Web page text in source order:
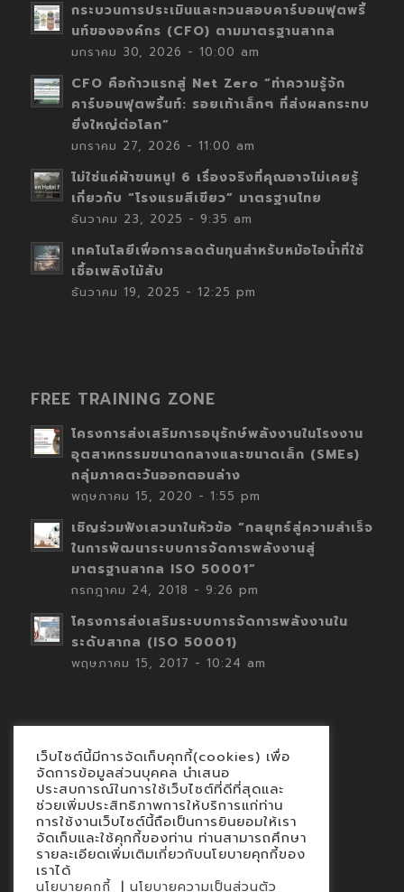
กระบวนการประเมินและทวนสอบคาร์บอนฟุตพริ้
นท์ขององค์กร (CFO) ตามมาตรฐานสากล
มกราคม 30, 2026 - 10:00 am
CFO คือก้าวแรกสู่ Net Zero “ทำความรู้จัก
คาร์บอนฟุตพริ้นท์: รอยเท้าเล็กๆ ที่ส่งผลกระทบ
ยิ่งใหญ่ต่อโลก”
มกราคม 27, 2026 - 11:00 am
ไม่ใช่แค่ผ้าขนหนู! 6 เรื่องจริงที่คุณอาจไม่เคยรู้
เกี่ยวกับ “โรงแรมสีเขียว” มาตรฐานไทย
ธันวาคม 23, 2025 - 9:35 am
เทคโนโลยีเพื่อการลดต้นทุนสำหรับหม้อไอน้ำที่ใช้
เชื้อเพลิงไม้สับ
ธันวาคม 19, 2025 - 12:25 pm
FREE TRAINING ZONE
โครงการส่งเสริมการอนุรักษ์พลังงานในโรงงาน
อุตสาหกรรมขนาดกลางและขนาดเล็ก (SMEs)
กลุ่มภาคตะวันออกตอนล่าง
พฤษภาคม 15, 2020 - 1:55 pm
เชิญร่วมฟังเสวนาในหัวข้อ “กลยุทธ์สู่ความสำเร็จ
ในการพัฒนาระบบการจัดการพลังงานสู่
มาตรฐานสากล ISO 50001”
กรกฎาคม 24, 2018 - 9:26 pm
โครงการส่งเสริมระบบการจัดการพลังงานใน
ระดับสากล (ISO 50001)
พฤษภาคม 15, 2017 - 10:24 am
Contact
นโยบายคุกกี้
นโยบายข้อมูลส่วนบุคคล
เว็บไซต์นี้มีการจัดเก็บคุกกี้(cookies) เพื่อ
จัดการข้อมูลส่วนบุคคล นำเสนอ
ประสบการณ์ในการใช้เว็บไซต์ที่ดีที่สุดและ
ช่วยเพิ่มประสิทธิภาพการให้บริการแก่ท่าน
การใช้งานเว็บไซต์นี้ถือเป็นการยินยอมให้เรา
จัดเก็บและใช้คุกกี้ของท่าน ท่านสามารถศึกษา
รายละเอียดเพิ่มเติมเกี่ยวกับนโยบายคุกกี้ของ
เราได้
นโยบายคุกกี้ | นโยบายความเป็นส่วนตัว